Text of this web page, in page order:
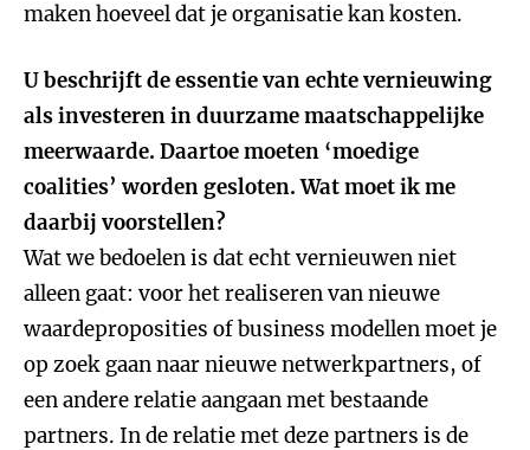
maken hoeveel dat je organisatie kan kosten.
U beschrijft de essentie van echte vernieuwing
als investeren in duurzame maatschappelijke
meerwaarde. Daartoe moeten ‘moedige
coalities’ worden gesloten. Wat moet ik me
daarbij voorstellen?
Wat we bedoelen is dat echt vernieuwen niet
alleen gaat: voor het realiseren van nieuwe
waardeproposities of business modellen moet je
op zoek gaan naar nieuwe netwerkpartners, of
een andere relatie aangaan met bestaande
partners. In de relatie met deze partners is de